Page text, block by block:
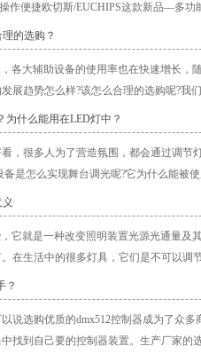
作便捷欧切斯/EUCHIPS这款新品—多功
的选购？
各大辅助设备的使用率也在快速增长，
展趋势怎么样?该怎么合理的选购呢?我
为什么能用在LED灯中？
，很多人为了营造氛围，都会通过调
是怎么实现舞台调光呢?它为什么能被使
它就是一种改变照明装置光源光通量及
在生活中的很多灯具，它们是不可以调
？
说选购优质的dmx512控制器成为了众
找到自己要的控制器装置。生产厂家的